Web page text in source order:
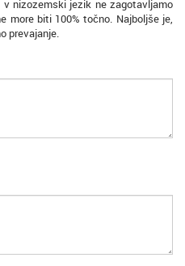
nizozemski jezik ne zagotavljamo
more biti 100% točno. Najboljše je,
prevajanje.